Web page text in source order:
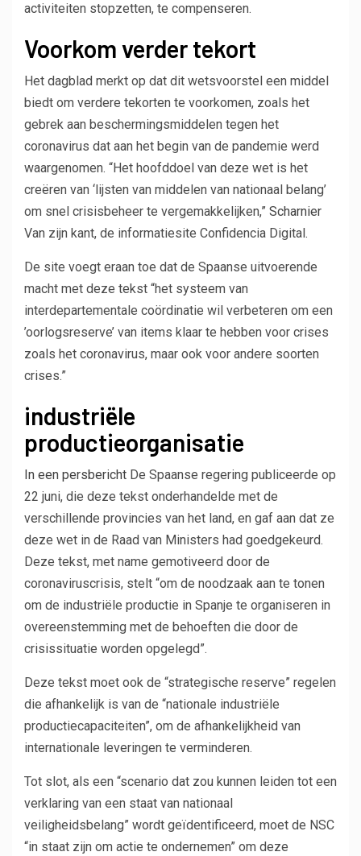
activiteiten stopzetten, te compenseren.
Voorkom verder tekort
Het dagblad merkt op dat dit wetsvoorstel een middel
biedt om verdere tekorten te voorkomen, zoals het
gebrek aan beschermingsmiddelen tegen het
coronavirus dat aan het begin van de pandemie werd
waargenomen. “Het hoofddoel van deze wet is het
creëren van ‘lijsten van middelen van nationaal belang’
om snel crisisbeheer te vergemakkelijken,” Scharnier
Van zijn kant, de informatiesite Confidencia Digital.
De site voegt eraan toe dat de Spaanse uitvoerende
macht met deze tekst “het systeem van
interdepartementale coördinatie wil verbeteren om een ​​
’oorlogsreserve’ van items klaar te hebben voor crises
zoals het coronavirus, maar ook voor andere soorten
crises.”
industriële
productieorganisatie
In een persbericht De Spaanse regering publiceerde op
22 juni, die deze tekst onderhandelde met de
verschillende provincies van het land, en gaf aan dat ze
deze wet in de Raad van Ministers had goedgekeurd.
Deze tekst, met name gemotiveerd door de
coronaviruscrisis, stelt “om de noodzaak aan te tonen
om de industriële productie in Spanje te organiseren in
overeenstemming met de behoeften die door de
crisissituatie worden opgelegd”.
Deze tekst moet ook de “strategische reserve” regelen
die afhankelijk is van de “nationale industriële
productiecapaciteiten”, om de afhankelijkheid van
internationale leveringen te verminderen.
Tot slot, als een “scenario dat zou kunnen leiden tot een
verklaring van een staat van nationaal
veiligheidsbelang” wordt geïdentificeerd, moet de NSC
“in staat zijn om actie te ondernemen” om deze